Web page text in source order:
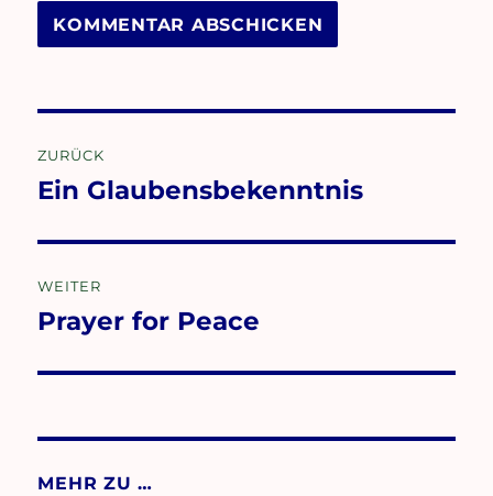
ZURÜCK
Vorheriger
Ein Glaubensbekenntnis
WEITER
Nächster
Prayer for Peace
MEHR ZU …